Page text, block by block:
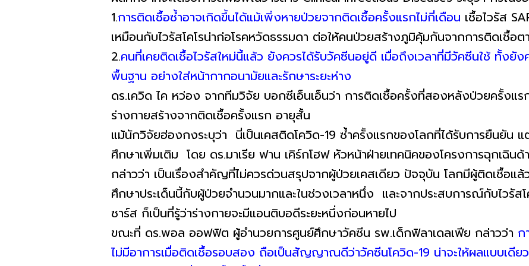
1.การติดเชื้อซ้ำอาจเกิดขึ้นได้แม้เพิ่งหายป่วยจากติดเชื้อครั้งแรกไม่กี่เดือน เชื้อไวรัส
เหมือนกับไวรัสโคโรน่าก่อโรคหวัดธรรมดา ต่อให้คนป่วยสร้างภูมิคุ้มกันจากการติดเชื้อ
2.คนที่เคยติดเชื้อไวรัสใหม่นี้แล้ว ยังควรได้รับวัคซีนอยู่ดี เมื่อถึงเวลาที่มีวัคซีนใช้ ทั้งยัง
พื้นฐาน อย่างใส่หน้ากากอนามัยและรักษาระยะห่าง
ดร.เควิด ไค หว่อง จากทีมวิจัย บอกซีเอ็นเอ็นว่า การติดเชื้อครั้งที่สองหลังป่วยครั้งแ
ร่างกายสร้างจากติดเชื้อครั้งแรก อายุสั้น
แม้นักวิจัยฮ่องกงระบุว่า นี่เป็นเคสติดโควิด-19 ซ้ำครั้งแรกของโลกที่ได้รับการยืนยัน
ศึกษาเพิ่มเติม โดย ดร.มาเรีย ฟาน เคิร์กโฮฟ หัวหน้าฝ่ายเทคนิคของโครงการฉุกเฉิน
กล่าวว่า เป็นเรื่องสำคัญที่ไม่ควรด่วนสรุปจากผู้ป่วยเคสเดียว ปัจจุบัน โลกมีผู้ติดเชื้อแ
ศึกษาประเด็นนี้กับผู้ป่วยจำนวนมากและในช่วงเวลาหนึ่ง และจากประสบการณ์กับไวรัส
ซาร์ส ก็เป็นที่รู้ว่าร่างกายจะมีแอนติบอดีระยะหนึ่งก่อนหายไป
ขณะที่ ดร.พอล ออฟฟิต ผู้อำนวยการศูนย์ศึกษาวัคซีน รพ.เด็กฟิลาเดลเฟีย กล่าวว่า ก
ไม่มีอาการเมื่อติดเชื้อรอบสอง ถือเป็นสัญญาณดีว่าวัคซีนโควิด-19 น่าจะให้ผลแบบเดี